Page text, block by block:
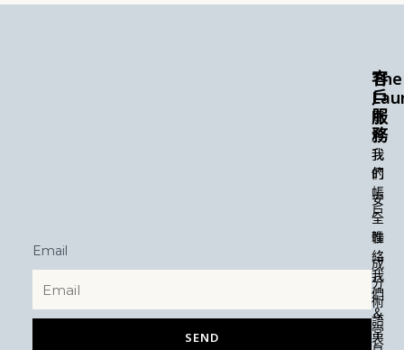
The
關
於
我
們
安
全
性
成
分
術
語
表
客
戶
服
務
我
的
帳
戶
聯
絡
我
們
＆
常
Email
SEND